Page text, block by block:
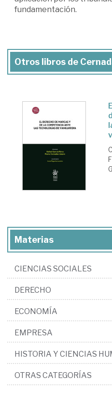
fundamentación.
Otros libros de
Materias
CIENCIAS SOCIALES
DERECHO
ECONOMÍA
EMPRESA
HISTORIA Y CIENCIAS
OTRAS CATEGORÍAS